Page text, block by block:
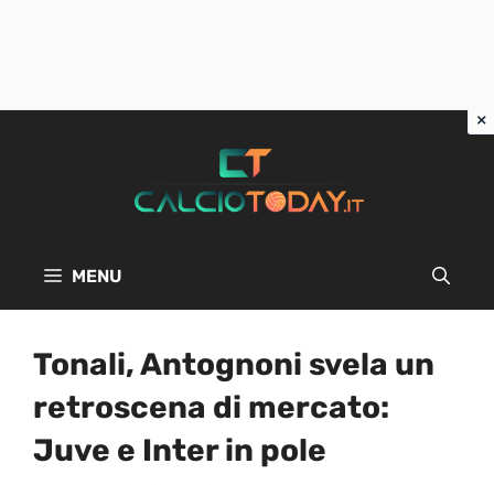
MENU
Tonali, Antognoni svela un
retroscena di mercato:
Juve e Inter in pole